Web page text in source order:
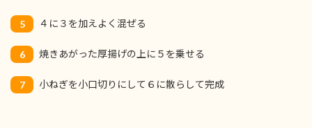
5 ４に３を加えよく混ぜる
6 焼きあがった厚揚げの上に５を乗せる
7 小ねぎを小口切りにして６に散らして完成